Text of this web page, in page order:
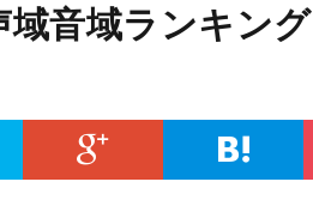
域音域ランキング